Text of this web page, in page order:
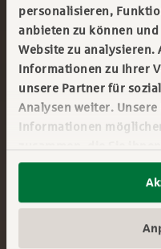
personalisieren,
anbieten zu können
Website zu analysieren.
Informationen zu Ihrer
unsere Partner für
Analysen weiter.
Informationen
zusammen, die Sie
sie im Rahmen Ihrer
haben. Sie geben
wenn Sie unsere